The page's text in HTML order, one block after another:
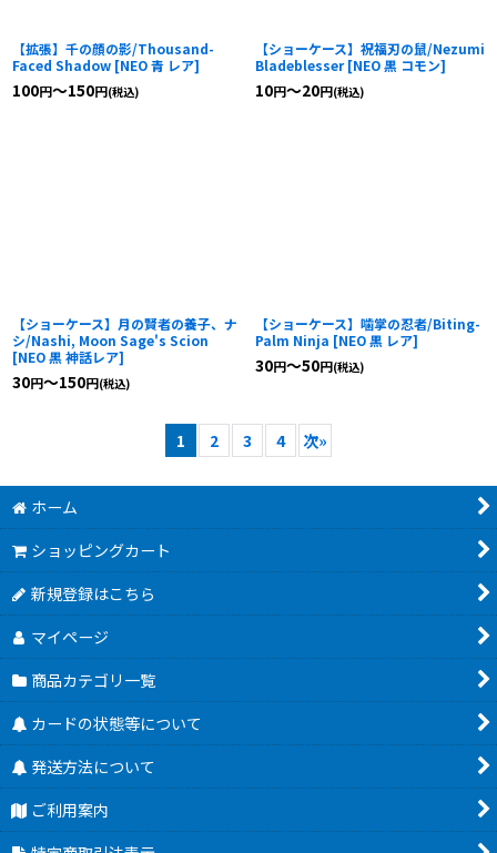
【拡張】千の顔の影/Thousand-
Faced Shadow [NEO 青 レア]
100円～150円(税込)
【ショーケース】祝福刃の鼠/Nezumi
Bladeblesser [NEO 黒 コモン]
10円～20円(税込)
【ショーケース】月の賢者の養子、ナ
シ/Nashi, Moon Sage's Scion
[NEO 黒 神話レア]
30円～150円(税込)
【ショーケース】噛掌の忍者/Biting-
Palm Ninja [NEO 黒 レア]
30円～50円(税込)
1 2 3 4 次»
ホーム
ショッピングカート
新規登録はこちら
マイページ
商品カテゴリ一覧
カードの状態等について
発送方法について
ご利用案内